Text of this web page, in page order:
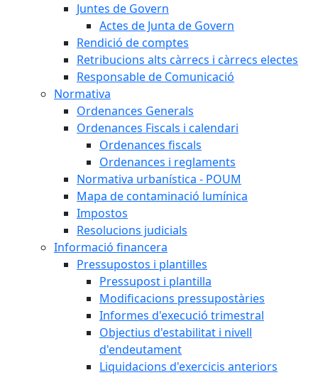
Juntes de Govern
Actes de Junta de Govern
Rendició de comptes
Retribucions alts càrrecs i càrrecs electes
Responsable de Comunicació
Normativa
Ordenances Generals
Ordenances Fiscals i calendari
Ordenances fiscals
Ordenances i reglaments
Normativa urbanística - POUM
Mapa de contaminació lumínica
Impostos
Resolucions judicials
Informació financera
Pressupostos i plantilles
Pressupost i plantilla
Modificacions pressupostàries
Informes d'execució trimestral
Objectius d'estabilitat i nivell
d'endeutament
Liquidacions d'exercicis anteriors